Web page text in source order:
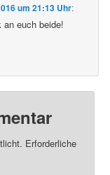
um 21:13 Uhr:
euch beide!
Erforderliche